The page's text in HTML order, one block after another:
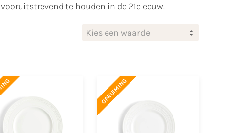
te houden in de 21e eeuw.
Kies een waarde
OPRUIMING